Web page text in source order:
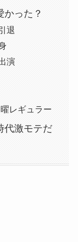
かった？
退
演
レギュラー
代激モテだ